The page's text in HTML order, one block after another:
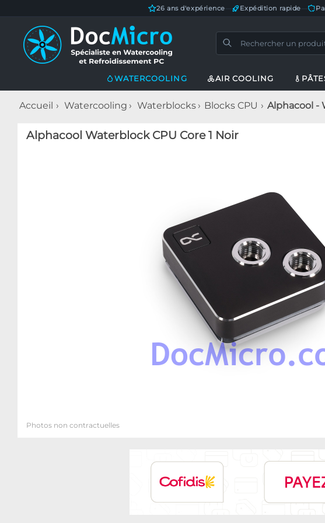
26 ans d'expérience Expédition rapide
WATERCOOLING AIR COOLING
Accueil Watercooling Waterblocks Blocks CPU Alphacool -
Alphacool Waterblock CPU Core 1 Noir
Photos non contractuelles